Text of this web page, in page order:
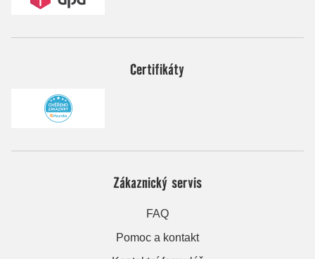
Certifikáty
Zákaznický servis
FAQ
Pomoc a kontakt